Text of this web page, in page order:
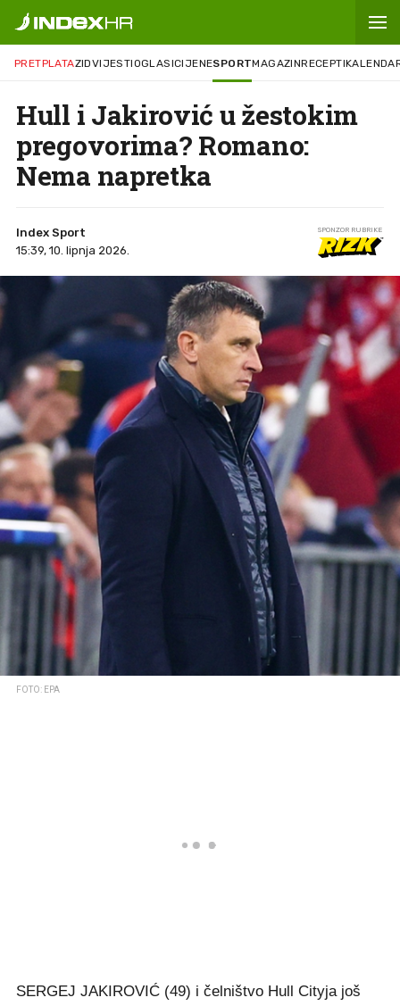
PRETPLATAZIDVIJESTIOGLASICIJENESPORTMAGAZINRECEPTI
Hull i Jakirović u žestokim
pregovorima? Romano:
Nema napretka
Index Sport
15:39, 10. lipnja 2026.
SPONZOR RUBRIKE
FOTO: EPA
SERGEJ JAKIROVIĆ (49) i čelništvo Hull Cityja još